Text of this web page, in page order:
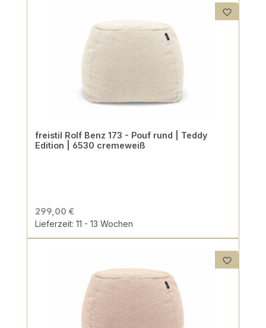
freistil Rolf Benz 173 - Pouf rund | Teddy
Edition | 6530 cremeweiß
299,00 €
Lieferzeit: 11 - 13 Wochen